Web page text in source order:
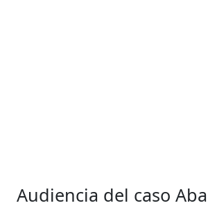
Audiencia del caso